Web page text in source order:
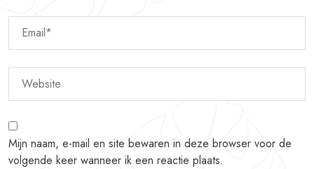
Mijn naam, e-mail en site bewaren in deze browser voor de
volgende keer wanneer ik een reactie plaats.